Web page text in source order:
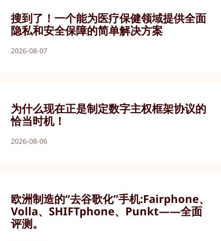
搜到了！一个能为医疗保健领域提供全面
隐私和安全保障的简单解决方案
2026-08-07
为什么现在正是制定数字主权框架协议的
恰当时机！
2026-08-06
欧洲制造的“去谷歌化”手机:Fairphone、
Volla、SHIFTphone、Punkt——全面
评测。